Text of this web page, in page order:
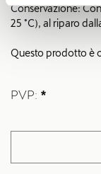
Conservazione:
25 °C), al riparo
Questo prodotto è
PVP: *